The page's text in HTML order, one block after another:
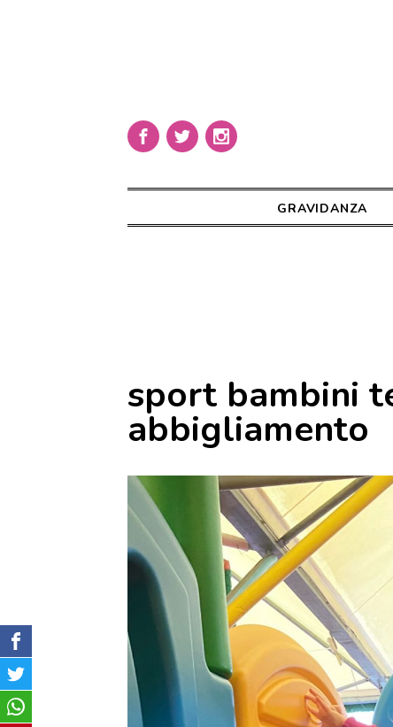
GRAVIDANZA
sport bambini
abbigliamento